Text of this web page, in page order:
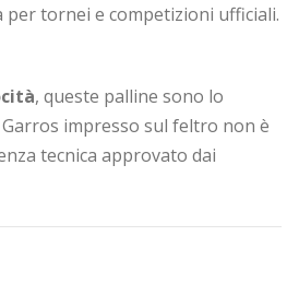
tornei e competizioni ufficiali.
, queste palline sono lo
impresso sul feltro non è
tecnica approvato dai